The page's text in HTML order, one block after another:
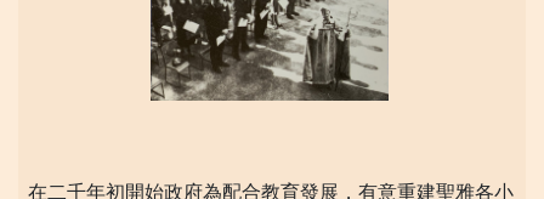
在二千年初開始政府為配合教育發展，有意重建聖雅各小